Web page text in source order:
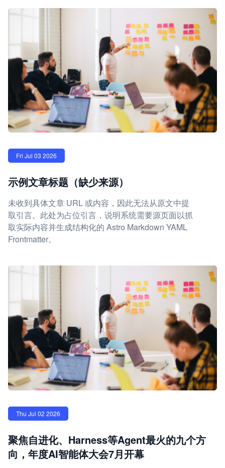
Fri Jul 03 2026
示例文章标题（缺少来源）
未收到具体文章 URL 或内容，因此无法从原文中提
取引言。此处为占位引言，说明系统需要源页面以抓
取实际内容并生成结构化的 Astro Markdown YAML
Frontmatter。
Thu Jul 02 2026
聚焦自进化、Harness等Agent最火的九个方
向，年度AI智能体大会7月开幕